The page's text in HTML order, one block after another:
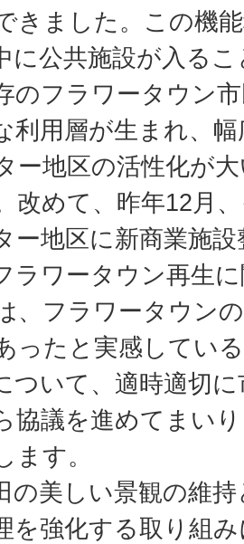
きました。この機
に公共施設が入る
のフラワータウン
利用層が生まれ、
ー地区の活性化が
改めて、昨年12月
ー地区に新商業施
ラワータウン再生
、フラワータウン
ったと実感してい
ついて、適時適切
協議を進めてまい
ます。
の美しい景観の維
を強化する取り組